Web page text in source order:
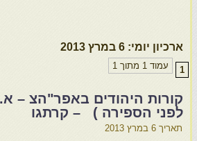
ארכיון יומי: 6 במרץ 2013
עמוד 1 מתוך 1 1
לפני הספירה ) – קרתגו
תאריך 6 במרץ 2013